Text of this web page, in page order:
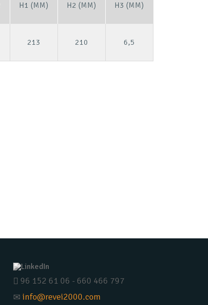
H1 (MM) H2 (MM) H3 (MM)
213 210 6,5
96 152 61 06 - 660 466 797
info@revei2000.com